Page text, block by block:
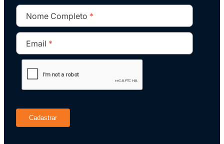
• LGPD/GDPR: direito ao esquecimento em Data
Lakes (deletions)
MÓDULO 8: Otimização de Performance e Query
Engine no Data Lake
• Gargalos comuns de performance no Data Lake
• Small files problem: causas, impacto e soluções
• Caching: Alluxio e caching em SSDs locais
• Trino (PrestoSQL): arquitetura e conectores
Nome Completo
Email
Cadastrar